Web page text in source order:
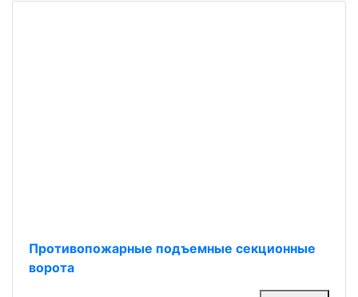
Противопожарные подъемные секционные
ворота